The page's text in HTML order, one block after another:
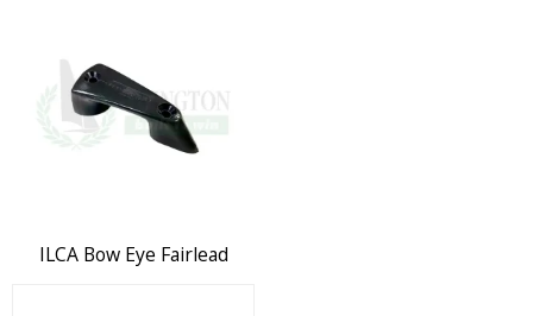
ILCA Bow Eye Fairlead